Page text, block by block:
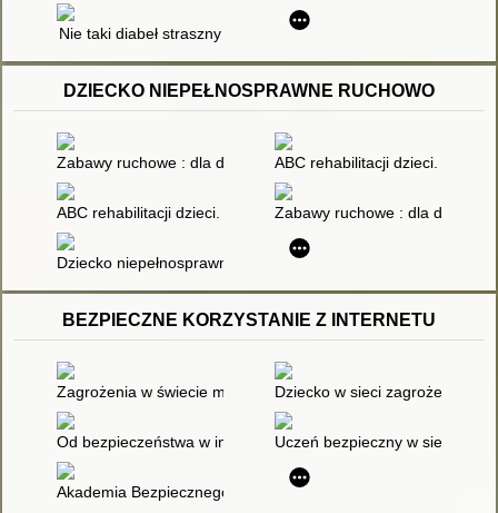
Nie taki diabeł straszny
DZIECKO NIEPEŁNOSPRAWNE RUCHOWO
Zabawy ruchowe : dla dzieci zdrowych i niepełnosprawnych
ABC rehabilitacji dzieci. T. 1
ABC rehabilitacji dzieci. T. 2 Zabawy ruchowe : dla dzieci
Dziecko niepełnosprawne w rodzinie
BEZPIECZNE KORZYSTANIE Z INTERNETU
Zagrożenia w świecie multimediówDziecko w sieci zagrożeń :
Od bezpieczeństwa w internecie do obywatelstwa cyfrowego :
Uczeń bezpieczny w sieci :
Akademia Bezpiecznego Człowieka